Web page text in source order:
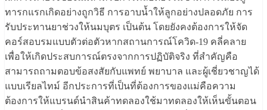
ทารกแรกเกิดอย่างถูกวิธี การอาบน้ำให้ลูกอย่างปลอดภัย การ
รับประทานยาช่วงให้นมบุตร เป็นต้น โดยยังคงต้องการให้จัด
คอร์สอบรมแบบตัวต่อตัวหากสถานการณ์โควิด-19 คลี่คลาย
เพื่อให้เกิดประสบการณ์ตรงจากการปฏิบัติจริง ที่สำคัญคือ
สามารถถามตอบข้อสงสัยกับแพทย์ พยาบาล และผู้เชี่ยวชาญได้
แบบเรียลไทม์ อีกประการที่เป็นที่ต้องการของแม่คือความ
ต้องการให้แบรนด์นำสินค้าทดลองใช้มาทดลองให้เห็นขั้นตอน